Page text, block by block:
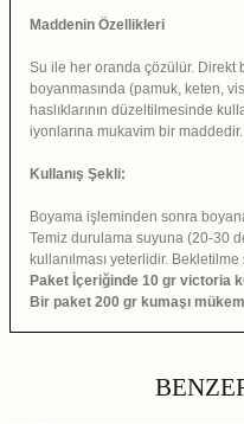
Maddenin Özellikleri
Su ile her oranda çözülür. Direkt
boyanmasında (pamuk, keten,
haslıklarının düzeltilmesinde
iyonlarına mukavim bir maddedir.
Kullanış Şekli:
Boyama işleminden sonra
Temiz durulama suyuna (20-30
kullanılması yeterlidir.
Paket İçeriğinde 10 gr victoria
Bir paket 200 gr kumaşı